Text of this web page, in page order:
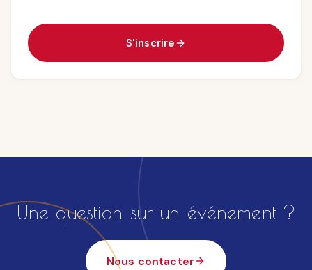
S'inscrire
Une question sur un événement ?
Nous contacter